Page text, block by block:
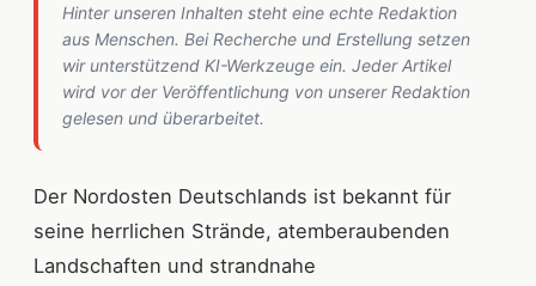
Hinter unseren Inhalten steht eine echte Redaktion
aus Menschen. Bei Recherche und Erstellung setzen
wir unterstützend KI-Werkzeuge ein. Jeder Artikel
wird vor der Veröffentlichung von unserer Redaktion
gelesen und überarbeitet.
Der Nordosten Deutschlands ist bekannt für
seine herrlichen Strände, atemberaubenden
Landschaften und strandnahe